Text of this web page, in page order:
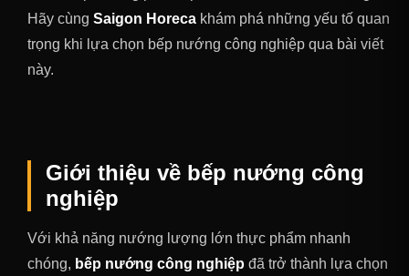
Hãy cùng Saigon Horeca khám phá những yếu tố quan
trọng khi lựa chọn bếp nướng công nghiệp qua bài viết
này.
Giới thiệu về bếp nướng công
nghiệp
Với khả năng nướng lượng lớn thực phẩm nhanh
chóng, bếp nướng công nghiệp đã trở thành lựa chọn